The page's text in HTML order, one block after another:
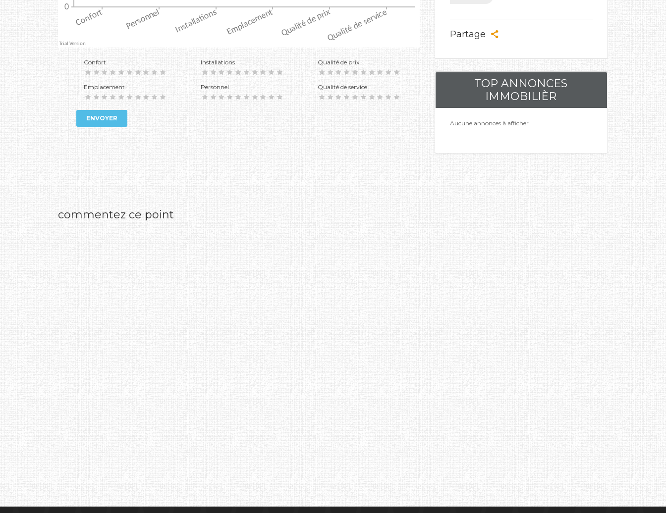
Confort
Emplacement
Installations
Personnel
Qualité de prix
Qualité de service
ENVOYER
Partage
TOP ANNONCES
IMMOBILIÈR
Aucune annonces à afficher
commentez ce point